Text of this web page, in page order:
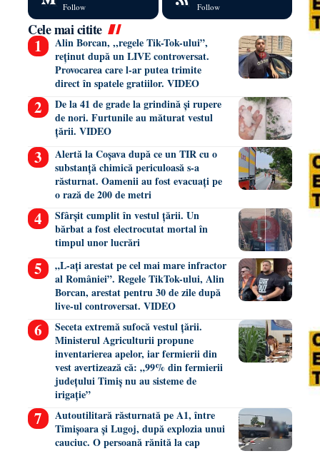
Follow Follow
Cele mai citite
Alin Borcan, ,,regele Tik-Tok-ului”,
reținut după un LIVE controversat.
Provocarea care l-ar putea trimite
direct în spatele gratiilor. VIDEO
De la 41 de grade la grindină și rupere
de nori. Furtunile au măturat vestul
țării. VIDEO
Alertă la Coșava după ce un TIR cu o
substanță chimică periculoasă s-a
răsturnat. Oamenii au fost evacuați pe
o rază de 200 de metri
Sfârșit cumplit în vestul țării. Un
bărbat a fost electrocutat mortal în
timpul unor lucrări
„L-ați arestat pe cel mai mare infractor
al României”. Regele TikTok-ului, Alin
Borcan, arestat pentru 30 de zile după
live-ul controversat. VIDEO
Seceta extremă sufocă vestul țării.
Ministerul Agriculturii propune
inventarierea apelor, iar fermierii din
vest avertizează că: „99% din fermierii
județului Timiș nu au sisteme de
irigație”
Autoutilitară răsturnată pe A1, între
Timișoara și Lugoj, după explozia unui
cauciuc. O persoană rănită la cap